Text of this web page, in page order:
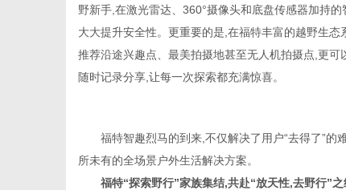
野新手,在激光雷达、360°摄像头和底盘传感器加持
大大提升安全性。更重要的是,在福特丰富的越野生
推荐沿途兴趣点、最美拍摄地甚至无人机拍摄点,更
随时记录分享,让每一次探索都充满惊喜。
福特智趣烈马的到来,不仅解决了用户“去得了”的
所未有的全场景户外生活解决方案。
福特“探索野行”家族集结,共赴“放天性,去野行”